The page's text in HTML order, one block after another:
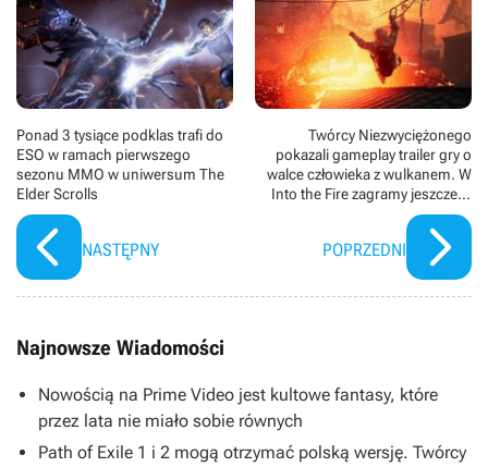
Ponad 3 tysiące podklas trafi do
ESO w ramach pierwszego
sezonu MMO w uniwersum The
Elder Scrolls
NASTĘPNY
Twórcy Niezwyciężonego
pokazali gameplay trailer gry o
walce człowieka z wulkanem. W
Into the Fire zagramy jeszcze w
tym roku
POPRZEDNI
Najnowsze Wiadomości
Nowością na Prime Video jest kultowe fantasy, które
przez lata nie miało sobie równych
Path of Exile 1 i 2 mogą otrzymać polską wersję. Twórcy